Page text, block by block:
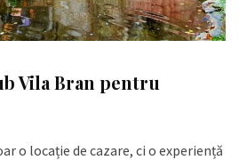
Vila Bran pentru
o locație de cazare, ci o experiență